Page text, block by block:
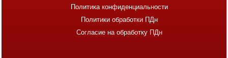
Политика конфиденциальности
Политики обработки ПДн
Согласие на обработку ПДн